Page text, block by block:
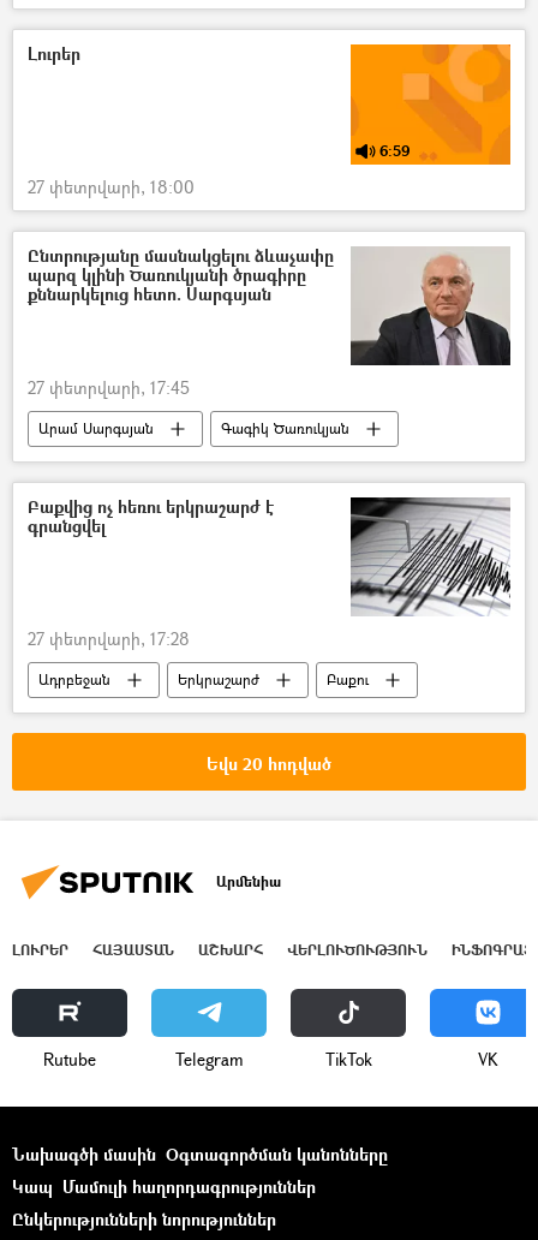
Բրյանսկ
Ուկրաինա
Ռուսաստան
Պատերազմ
Լուրեր
6:59
27 փետրվարի, 18:00
Ընտրությանը մասնակցելու ձևաչափը
պարզ կլինի Ծառուկյանի ծրագիրը
քննարկելուց հետո. Սարգսյան
27 փետրվարի, 17:45
Արամ Սարգսյան
Գագիկ Ծառուկյան
Ազգային ժողովի ընտրություններ
«Առաջարկ Հայաստանին» ծրագիր
Բաքվից ոչ հեռու երկրաշարժ է
գրանցվել
27 փետրվարի, 17:28
Ադրբեջան Երկրաշարժ Բաքու
Եվս 20 հոդված
Արմենիա
ԼՈՒՐԵՐ ՀԱՅԱՍՏԱՆ ԱՇԽԱՐՀ ՎԵՐԼՈՒԾՈՒԹՅՈՒՆ
Rutube Telegram ТikТоk VK
Նախագծի մասին Օգտագործման կանոնները
Կապ Մամուլի հաղորդագրություններ
Ընկերությունների նորություններ